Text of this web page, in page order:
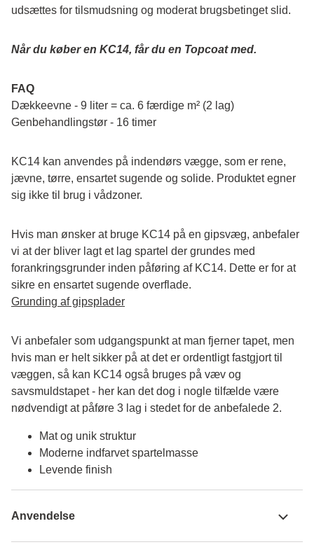
udsættes for tilsmudsning og moderat brugsbetinget slid.
Når du køber en KC14, får du en Topcoat med.
FAQ
Dækkeevne - 9 liter = ca. 6 færdige m² (2 lag)
Genbehandlingstør - 16 timer
KC14 kan anvendes på indendørs vægge, som er rene,
jævne, tørre, ensartet sugende og solide. Produktet egner
sig ikke til brug i vådzoner.
Hvis man ønsker at bruge KC14 på en gipsvæg, anbefaler
vi at der bliver lagt et lag spartel der grundes med
forankringsgrunder inden påføring af KC14. Dette er for at
sikre en ensartet sugende overflade.
Grunding af gipsplader
Vi anbefaler som udgangspunkt at man fjerner tapet, men
hvis man er helt sikker på at det er ordentligt fastgjort til
væggen, så kan KC14 også bruges på væv og
savsmuldstapet - her kan det dog i nogle tilfælde være
nødvendigt at påføre 3 lag i stedet for de anbefalede 2.
Mat og unik struktur
Moderne indfarvet spartelmasse
Levende finish
Anvendelse